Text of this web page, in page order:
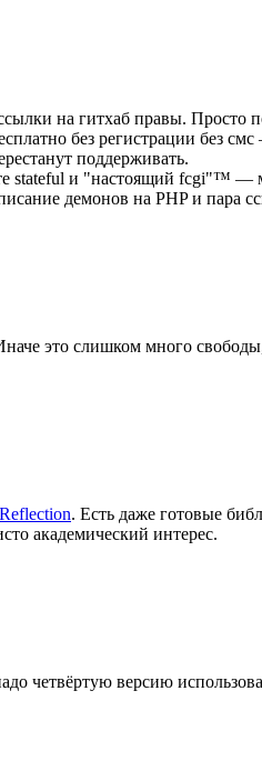
на гитхаб правы.
без регистрации без
поддерживать.
stateful и "настоящий fcgi"™ —
демонов на PHP и пара
это слишком много
Reflection. Есть даже готовые
академический интерес.
четвёртую версию